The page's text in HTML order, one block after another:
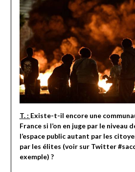
T. : Existe-t-il encore une
France si l’on en juge par le niveau
l’espace public autant par les
par les élites (voir sur Twitter
exemple) ?